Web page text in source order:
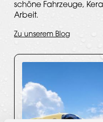
schöne Fahrzeuge,
Arbeit.
Zu unserem Blog